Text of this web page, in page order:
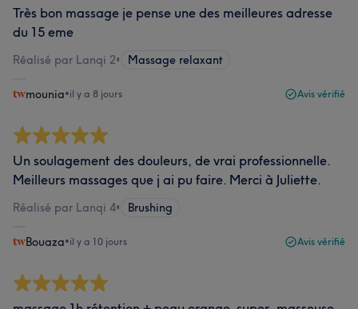
Très bon massage je pense une des meilleures adresse
du 15 eme
Réalisé par Lanqi 2• Massage relaxant
mounia•il y a 8 jours Avis vérifié
Un soulagement des douleurs, de vrai professionnelle.
Meilleurs massages que j ai pu faire. Merci à Juliette.
Réalisé par Lanqi 4• Brushing
Bouaza•il y a 10 jours Avis vérifié